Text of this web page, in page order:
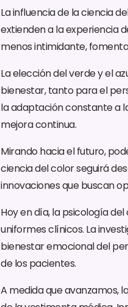
La influencia de la ciencia
extienden a la experiencia
menos intimidante,
La elección del verde y el
bienestar, tanto para el
la adaptación constante a
mejora continua.
Mirando hacia el futuro,
ciencia del color seguirá
innovaciones que buscan
Hoy en día, la psicología
uniformes clínicos. La
bienestar emocional del
de los pacientes.
A medida que avanzamos,